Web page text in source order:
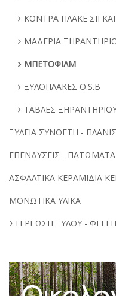
ΚΟΝΤΡΑ ΠΛΑΚΕ
ΜΑΔΕΡΙΑ
ΜΠΕΤΟΦΙΛΜ
ΞΥΛΟΠΛΑΚΕΣ O.S.B
ΤΑΒΛΕΣ
ΞΥΛΕΙΑ ΣΥΝΘΕΤΗ -
ΕΠΕΝΔΥΣΕΙΣ - ΠΑΤΩΜΑΤΑ
ΑΣΦΑΛΤΙΚΑ ΚΕΡΑΜΙΔΙΑ
ΜΟΝΩΤΙΚΑ ΥΛΙΚΑ
ΣΤΕΡΕΩΣΗ ΞΥΛΟΥ -